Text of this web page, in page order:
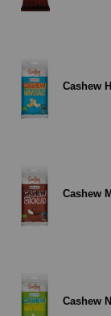
Cashew
Cashew
Cashew